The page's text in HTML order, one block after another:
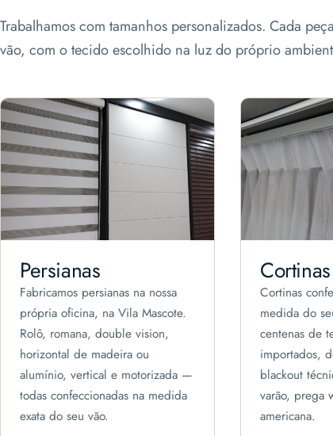
Trabalhamos com tamanhos personalizados. Cada
vão, com o tecido escolhido na luz do próprio
Persianas
Fabricamos persianas na nossa
própria oficina, na Vila Mascote.
Rolô, romana, double vision,
horizontal de madeira ou
alumínio, vertical e motorizada —
todas confeccionadas na medida
exata do seu vão.
Cortinas
Cortinas
medida do
centenas de
importados,
blackout
varão, prega
americana.